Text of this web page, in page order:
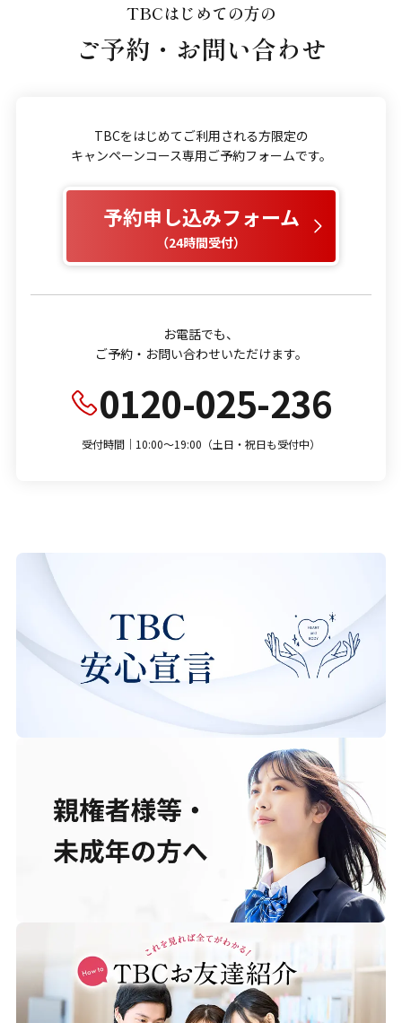
TBCはじめての方の
ご予約・お問い合わせ
TBCをはじめてご利用される方限定の
キャンペーンコース専用ご予約フォームです。
予約申し込みフォーム
（24時間受付）
お電話でも、
ご予約・お問い合わせいただけます。
0120-025-236
受付時間｜10:00～19:00（土日・祝日も受付中）